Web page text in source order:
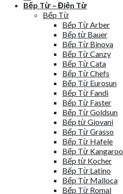
Bếp Từ – Điện Từ
Bếp Từ
Bếp Từ Arber
Bếp từ Bauer
Bếp Từ Binova
Bếp Từ Canzy
Bếp Từ Cata
Bếp Từ Chefs
Bếp Từ Eurosun
Bếp Từ Fandi
Bếp Từ Faster
Bếp Từ Goldsun
Bếp từ Giovani
Bếp Từ Grasso
Bếp Từ Hafele
Bếp Từ Kangaroo
Bếp từ Kocher
Bếp Từ Latino
Bếp Từ Malloca
Bếp Từ Romal